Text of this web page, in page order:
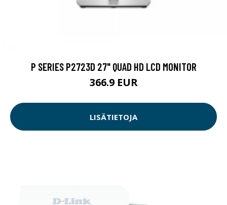
P SERIES P2723D 27" QUAD HD LCD MONITOR
366.9 EUR
LISÄTIETOJA